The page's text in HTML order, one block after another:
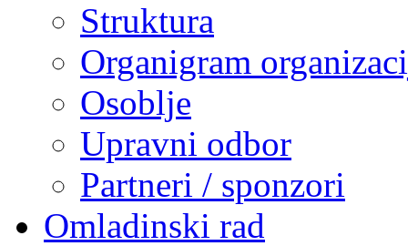
Struktura
Organigram
Osoblje
Upravni odbor
Partneri / sponzori
Omladinski rad